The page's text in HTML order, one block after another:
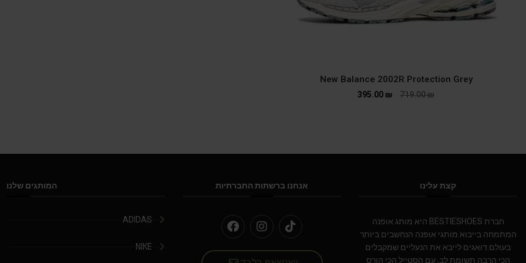
New Balance 2002R Protection Grey
719.00₪
395.00 ₪
קצת עלינו
חברת BESTIESHOES היא מותג אופנה
המתמחה בייבוא מותגי אופנה הנחשבים ביותר
בעולם.דואגים לייבא את הנעליים שמקבלים
הכי הרבה תשומת לב, עם הסטייל הכי הורס
אנחנו ברשתות החברתיות המותגים שלנו
ADIDAS
NIKE